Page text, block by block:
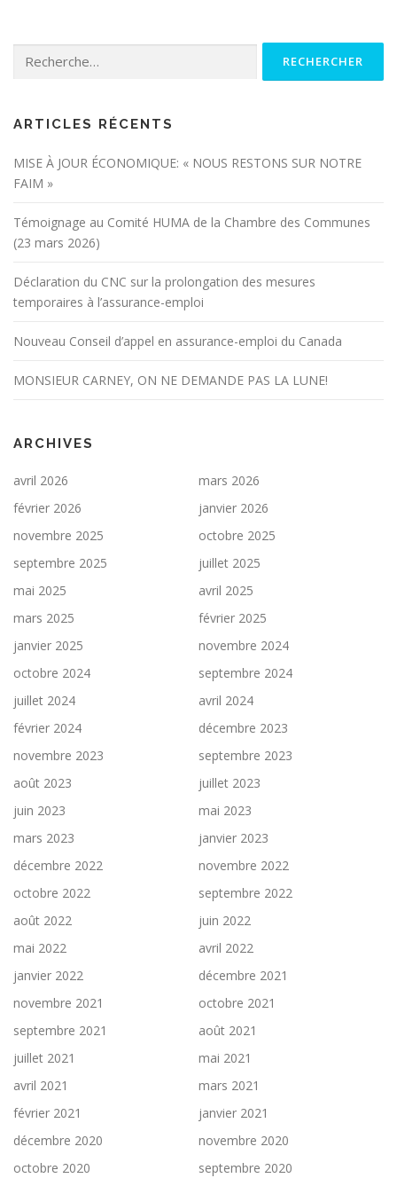
ARTICLES RÉCENTS
MISE À JOUR ÉCONOMIQUE: « NOUS RESTONS SUR NOTRE
FAIM »
Témoignage au Comité HUMA de la Chambre des Communes
(23 mars 2026)
Déclaration du CNC sur la prolongation des mesures
temporaires à l’assurance-emploi
Nouveau Conseil d’appel en assurance-emploi du Canada
MONSIEUR CARNEY, ON NE DEMANDE PAS LA LUNE!
ARCHIVES
avril 2026
mars 2026
février 2026
janvier 2026
novembre 2025
octobre 2025
septembre 2025
juillet 2025
mai 2025
avril 2025
mars 2025
février 2025
janvier 2025
novembre 2024
octobre 2024
septembre 2024
juillet 2024
avril 2024
février 2024
décembre 2023
novembre 2023
septembre 2023
août 2023
juillet 2023
juin 2023
mai 2023
mars 2023
janvier 2023
décembre 2022
novembre 2022
octobre 2022
septembre 2022
août 2022
juin 2022
mai 2022
avril 2022
janvier 2022
décembre 2021
novembre 2021
octobre 2021
septembre 2021
août 2021
juillet 2021
mai 2021
avril 2021
mars 2021
février 2021
janvier 2021
décembre 2020
novembre 2020
octobre 2020
septembre 2020